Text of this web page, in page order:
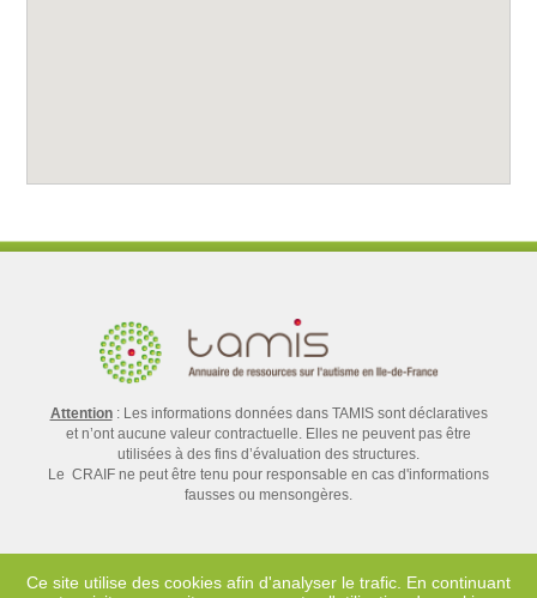
Attention: Les informations données dans TAMIS sont déclaratives
et n’ont aucune valeur contractuelle. Elles ne peuvent pas être
utilisées à des fins d’évaluation des structures.
Le CRAIF ne peut être tenu pour responsable en cas d'informations
fausses ou mensongères.
Ce site utilise des cookies afin d'analyser le trafic. En continuant